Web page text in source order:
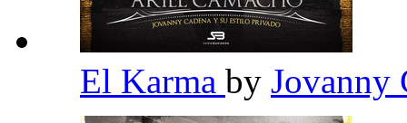
El Karma by Jovanny